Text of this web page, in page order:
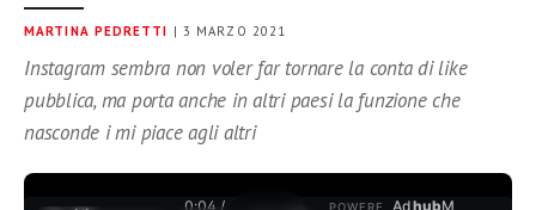
MARTINA PEDRETTI | 3 MARZO 2021
Instagram sembra non voler far tornare la conta di like
pubblica, ma porta anche in altri paesi la funzione che
nasconde i mi piace agli altri
0:04 /
POWERE
AdhubM